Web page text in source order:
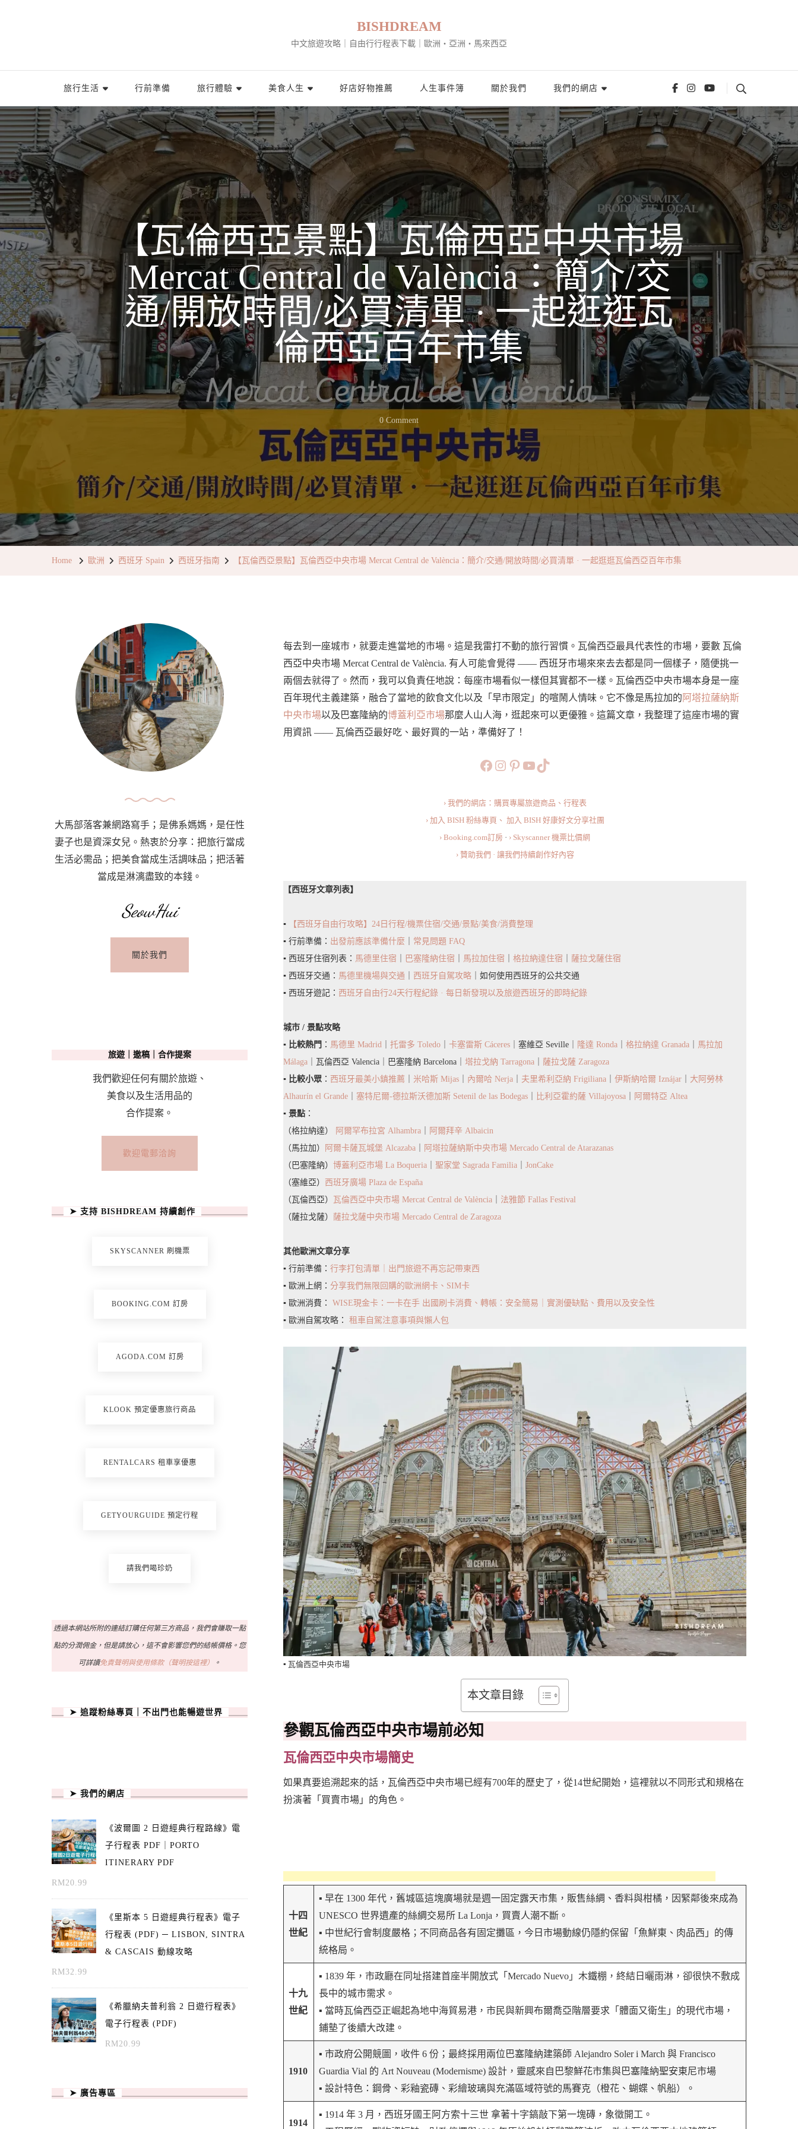
BISHDREAM
中文旅遊攻略｜自由行行程表下載｜歐洲・亞洲・馬來西亞
旅行生活 行前準備 旅行體驗 美食人生 好店好物推薦 人生事件簿 關於我們 我們的網店
【瓦倫西亞景點】瓦倫西亞中央市場
Mercat Central de València：簡介/交
通/開放時間/必買清單 · 一起逛逛瓦
倫西亞百年市集
0 CommentOn
【瓦
倫
亞
點】
瓦
倫
市
場
Mercat
Central
De
València：
清
單
·
一
起
瓦
倫
西
亞
年
市
集
Home 歐洲 西班牙 Spain 西班牙指南 【瓦倫西亞景點】瓦倫西亞中央市場 Mercat Central de València：簡介/交通/開放時間/必買清單 · 一起逛逛瓦倫西亞百年市集
每去到一座城市，就要走進當地的市場。這是我雷打不動的旅行習慣。瓦倫西亞最具代表性的市場，要數 瓦倫
西亞中央市場 Mercat Central de València. 有人可能會覺得 —— 西班牙市場來來去去都是同一個樣子，隨便挑一
兩個去就得了。然而，我可以負責任地說：每座市場看似一樣但其實都不一樣。瓦倫西亞中央市場本身是一座
百年現代主義建築，融合了當地的飲食文化以及「早市限定」的喧鬧人情味。它不像是馬拉加的 阿塔拉薩納斯
中央市場以及巴塞隆納的博蓋利亞市場那麼人山人海，逛起來可以更優雅。這篇文章，我整理了這座市場的實
用資訊 —— 瓦倫西亞最好吃、最好買的一站，準備好了！
https://www.facebook.com/bishdream
https://www.instagram.com/bishdream/
https://www.pinterest.com/BISHDREAM/
旅行美食小短片TikTok
› 我們的網店：購買專屬旅遊商品、行程表
› 加入 BISH 粉絲專頁、 加入 BISH 好康好文分享社團
› Booking.com訂房 · › Skyscanner 機票比價網
› 贊助我們 · 讓我們持續創作好內容
【西班牙文章列表】
▪️
【西班牙自由行攻略】24日行程/機票住宿/交通/景點/美食/消費整理
▪️ 行前準備： 出發前應該準備什麼
常見問題 FAQ
▪️ 西班牙住宿列表： 馬德里住宿 巴塞隆納住宿 馬拉加住宿 格拉納達住宿
薩拉戈薩住宿
▪️ 西班牙交通： 馬德里機場與交通 西班牙自駕攻略 ｜如何使用西班牙的公共交通
▪️ 西班牙遊記： 西班牙自由行24天行程紀錄 · 每日新發現以及旅遊西班牙的即時紀錄
城市 / 景點攻略
▪️ 比較熱門 ： 馬德里 Madrid 托雷多 Toledo 卡塞雷斯 Cáceres ｜塞維亞 Seville｜ 隆達 Ronda 格拉納達 Granada
馬拉加
Málaga ｜瓦倫西亞 Valencia｜巴塞隆納 Barcelona｜ 塔拉戈納 Tarragona
薩拉戈薩 Zaragoza
▪️ 比較小眾 ： 西班牙最美小鎮推薦 米哈斯 Mijas 內爾哈 Nerja 夫里希利亞納 Frigiliana 伊斯納哈爾 Iznájar
大阿勞林
Alhaurín el Grande
塞特尼爾-德拉斯沃德加斯 Setenil de las Bodegas 比利亞霍約薩 Villajoyosa
阿爾特亞 Altea
▪️ 景點 ：
（格拉納達）
阿爾罕布拉宮 Alhambra
阿爾拜辛 Albaicin
（馬拉加）
阿爾卡薩瓦城堡 Alcazaba
阿塔拉薩納斯中央市場 Mercado Central de Atarazanas
（巴塞隆納） 博蓋利亞市場 La Boqueria 聖家堂 Sagrada Familia
JonCake
（塞維亞） 西班牙廣場 Plaza de España
（瓦倫西亞）
瓦倫西亞中央市場 Mercat Central de València
法雅節 Fallas Festival
（薩拉戈薩） 薩拉戈薩中央市場 Mercado Central de Zaragoza
其他歐洲文章分享
▪️ 行前準備： 行李打包清單｜出門旅遊不再忘記帶東西
▪️ 歐洲上網： 分享我們無限回購的歐洲網卡、SIM卡
▪️ 歐洲消費： WISE現金卡：一卡在手 出國刷卡消費、轉帳：安全簡易｜實測優缺點、費用以及安全性
▪️ 歐洲自駕攻略： 租車自駕注意事項與懶人包
▪️ 瓦倫西亞中央市場
本文章目錄
參觀瓦倫西亞中央市場前必知
瓦倫西亞中央市場簡史
如果真要追溯起來的話，瓦倫西亞中央市場已經有700年的歷史了，從14世紀開始，這裡就以不同形式和規格在
扮演著「買賣市場」的角色。
十四
世紀
▪️ 早在 1300 年代，舊城區這塊廣場就是週一固定露天市集，販售絲綢、香料與柑橘，因緊鄰後來成為
UNESCO 世界遺產的絲綢交易所 La Lonja，買賣人潮不斷。
▪️ 中世紀行會制度嚴格；不同商品各有固定攤區，今日市場動線仍隱約保留「魚鮮東、肉品西」的傳
統格局。
十九
世紀
▪️ 1839 年，市政廳在同址搭建首座半開放式「Mercado Nuevo」木鐵棚，終結日曬雨淋，卻很快不敷成
長中的城市需求。
▪️ 當時瓦倫西亞正崛起為地中海貿易港，市民與新興布爾喬亞階層要求「體面又衛生」的現代市場，
鋪墊了後續大改建。
1910
▪️ 市政府公開競圖，收件 6 份；最終採用兩位巴塞隆納建築師 Alejandro Soler i March 與 Francisco
Guardia Vial 的 Art Nouveau (Modernisme) 設計，靈感來自巴黎鮮花市集與巴塞隆納聖安東尼市場
▪️ 設計特色：鋼骨、彩釉瓷磚、彩繪玻璃與充滿區域符號的馬賽克（橙花、蝴蝶、帆船）。
1914
▪️ 1914 年 3 月，西班牙國王阿方索十三世 拿著十字鎬敲下第一塊磚，象徵開工。
大馬部落客兼網路寫手；是佛系媽媽，是任性
妻子也是資深女兒。熱衷於分享：把旅行當成
生活必需品；把美食當成生活調味品；把活著
當成是淋漓盡致的本錢。
SeowHui
關於我們
旅遊｜邀稿｜合作提案
我們歡迎任何有關於旅遊、
美食以及生活用品的
合作提案。
歡迎電郵洽詢
➤ 支持 BISHDREAM 持續創作
SKYSCANNER 刷機票
BOOKING.COM 訂房
AGODA.COM 訂房
KLOOK 預定優惠旅行商品
RENTALCARS 租車享優惠
GETYOURGUIDE 預定行程
請我們喝珍奶
透過本網站所附的連結訂購任何第三方商品，我們會賺取一點
點的分潤佣金，但是請放心，這不會影響您們的結帳價格。您
可詳讀免責聲明與使用條款（聲明按這裡） 。
➤ 追蹤粉絲專頁｜不出門也能暢遊世界
➤ 我們的網店
《波爾圖 2 日遊經典行程路線》電
子行程表 PDF｜PORTO
ITINERARY PDF
RM20.99
《里斯本 5 日遊經典行程表》電子
行程表 (PDF) ─ LISBON, SINTRA
& CASCAIS 動線攻略
RM32.99
《希臘納夫普利翁 2 日遊行程表》
電子行程表 (PDF)
RM20.99
➤ 廣告專區